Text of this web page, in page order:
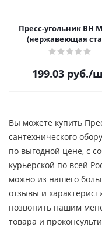
Пресс-угольник ВН
(нержавеющая
199.03руб./
Вы можете купить
сантехнического
по выгодной цене, c
курьерской по всей
можно из нашего
отзывы и
позвонить нашим
товара и